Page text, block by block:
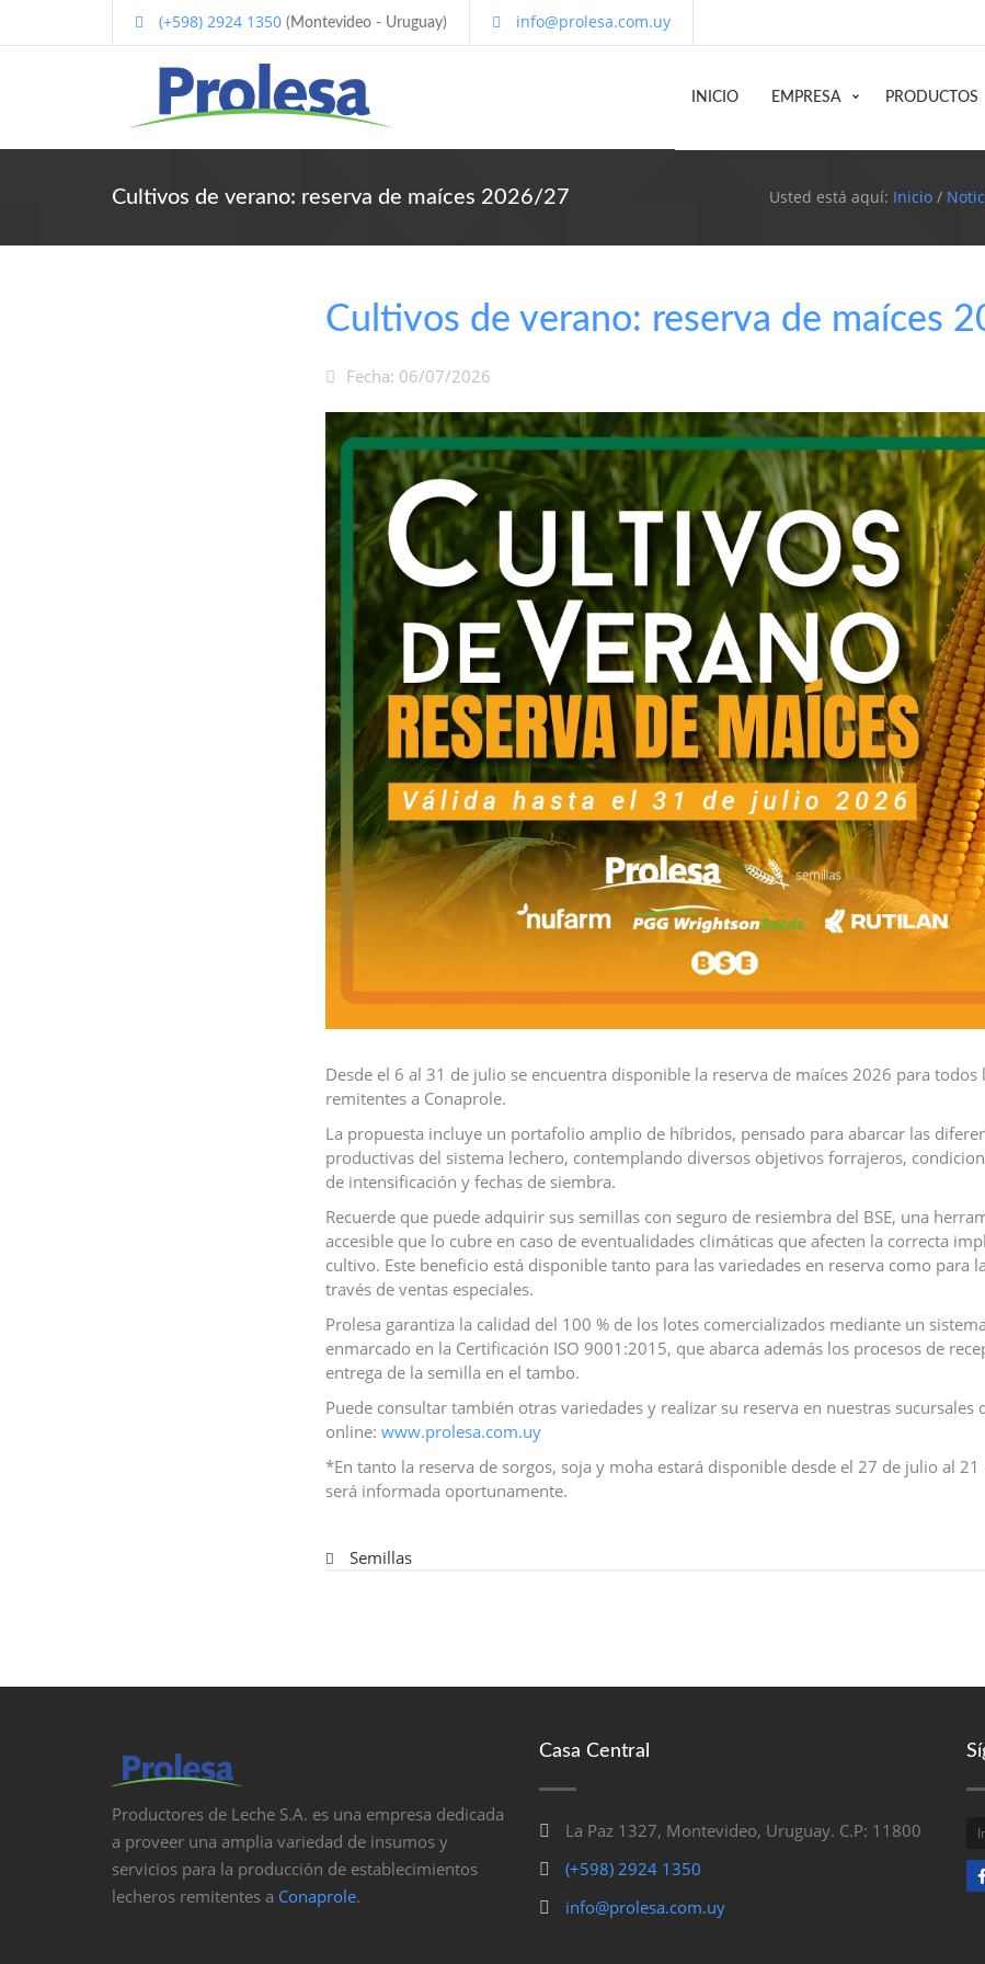
(+598) 2924 1350 (Montevideo - Uruguay) info@prolesa.com.uy
INICIO EMPRESA PRODUCTOS
Cultivos de verano: reserva de maíces 2026/27 Usted está aquí: Inicio /
Cultivos de verano: reserva de maíces
Fecha: 06/07/2026
Desde el 6 al 31 de julio se encuentra disponible la reserva de maíces 2026 para
remitentes a Conaprole.
La propuesta incluye un portafolio amplio de híbridos, pensado para abarcar las
productivas del sistema lechero, contemplando diversos objetivos forrajeros,
de intensificación y fechas de siembra.
Recuerde que puede adquirir sus semillas con seguro de resiembra del BSE, una
accesible que lo cubre en caso de eventualidades climáticas que afecten la correcta
cultivo. Este beneficio está disponible tanto para las variedades en reserva como para
través de ventas especiales.
Prolesa garantiza la calidad del 100 % de los lotes comercializados mediante un
enmarcado en la Certificación ISO 9001:2015, que abarca además los procesos de
entrega de la semilla en el tambo.
Puede consultar también otras variedades y realizar su reserva en nuestras sucursales
online: www.prolesa.com.uy
*En tanto la reserva de sorgos, soja y moha estará disponible desde el 27 de julio al 21
será informada oportunamente.
Semillas
Productores de Leche S.A. es una empresa dedicada
a proveer una amplia variedad de insumos y
servicios para la producción de establecimientos
lecheros remitentes a Conaprole.
Casa Central
La Paz 1327, Montevideo, Uruguay. C.P: 11800
(+598) 2924 1350
info@prolesa.com.uy